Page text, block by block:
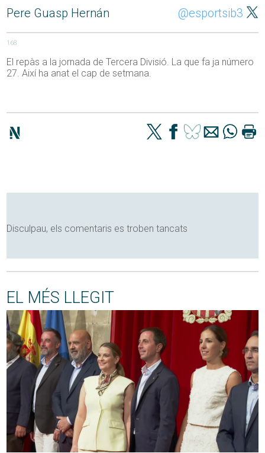
Pere Guasp Hernán @esportsib3
168
El repàs a la jornada de Tercera Divisió. La que fa ja número
27. Així ha anat el cap de setmana.
Disculpau, els comentaris es troben tancats
EL MÉS LLEGIT